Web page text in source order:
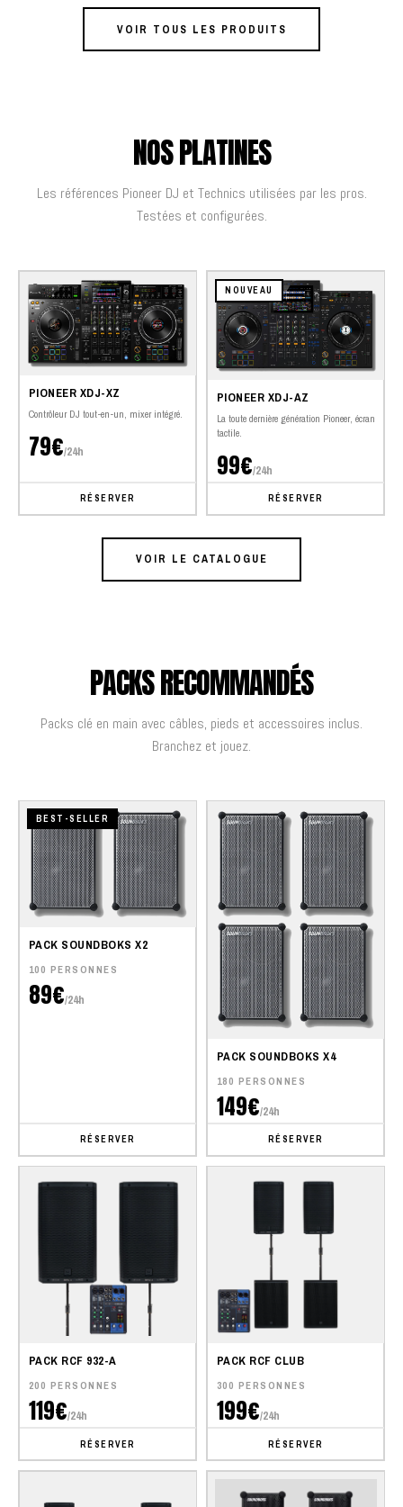
VOIR TOUS LES PRODUITS
NOS PLATINES
Les références Pioneer DJ et Technics utilisées par les pros.
Testées et configurées.
PIONEER XDJ-XZ
Contrôleur DJ tout-en-un, mixer intégré.
79€/24h
RÉSERVER
NOUVEAU
PIONEER XDJ-AZ
La toute dernière génération Pioneer, écran
tactile.
99€/24h
RÉSERVER
VOIR LE CATALOGUE
PACKS RECOMMANDÉS
Packs clé en main avec câbles, pieds et accessoires inclus.
Branchez et jouez.
BEST-SELLER
PACK SOUNDBOKS X2
100 PERSONNES
89€/24h
RÉSERVER
PACK SOUNDBOKS X4
180 PERSONNES
149€/24h
RÉSERVER
PACK RCF 932-A
200 PERSONNES
119€/24h
RÉSERVER
PACK RCF CLUB
300 PERSONNES
199€/24h
RÉSERVER